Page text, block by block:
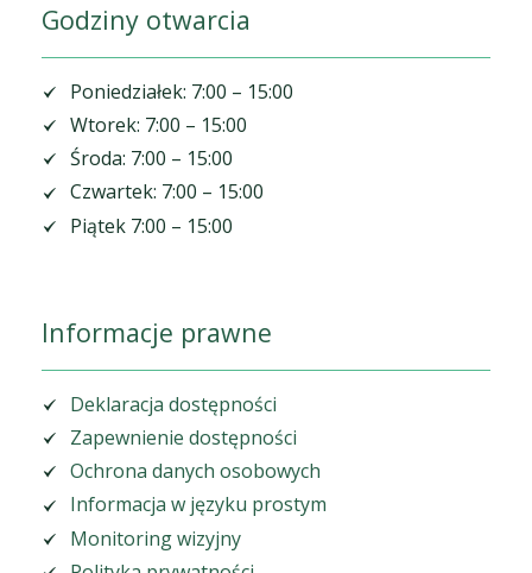
Godziny otwarcia
Poniedziałek: 7:00 – 15:00
Wtorek: 7:00 – 15:00
Środa: 7:00 – 15:00
Czwartek: 7:00 – 15:00
Piątek 7:00 – 15:00
Informacje prawne
Deklaracja dostępności
Zapewnienie dostępności
Ochrona danych osobowych
Informacja w języku prostym
Monitoring wizyjny